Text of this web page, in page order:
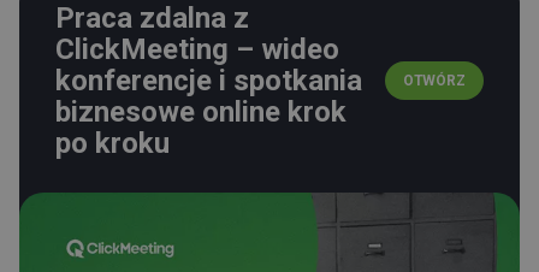
Praca zdalna z
ClickMeeting – wideo
konferencje i spotkania
biznesowe online krok
po kroku
OTWÓRZ